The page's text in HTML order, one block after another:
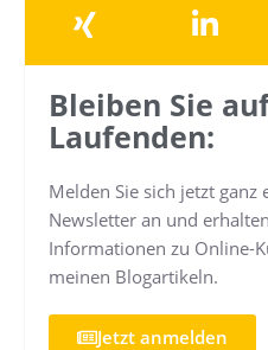
Bleiben Sie
Laufenden:
Melden Sie sich jetzt ganz
Newsletter an und
Informationen zu Online-
meinen Blogartikeln.
Jetzt anmelden